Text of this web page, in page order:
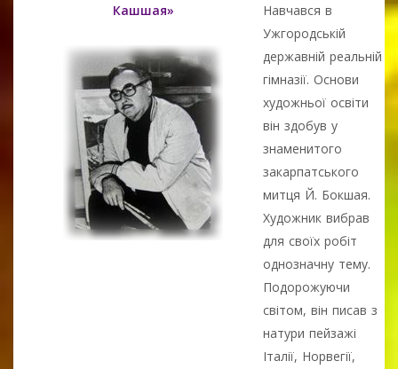
Кашшая»
Навчався в
Ужгородській
державній реальній
гімназії. Основи
художньої освіти
він здобув у
знаменитого
закарпатського
митця Й. Бокшая.
Художник вибрав
для своїх робіт
однозначну тему.
Подорожуючи
світом, він писав з
натури пейзажі
Італії, Норвегії,